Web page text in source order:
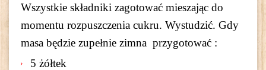
Wszystkie składniki zagotować mieszając do
momentu rozpuszczenia cukru. Wystudzić. Gdy
masa będzie zupełnie zimna przygotować :
5 żółtek